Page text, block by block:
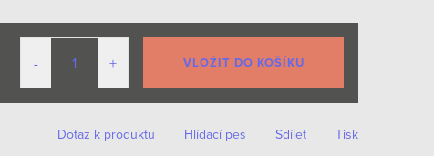
VLOŽIT DO KOŠÍKU
Tisk
Dotaz k produktu Hlídací pes Sdílet